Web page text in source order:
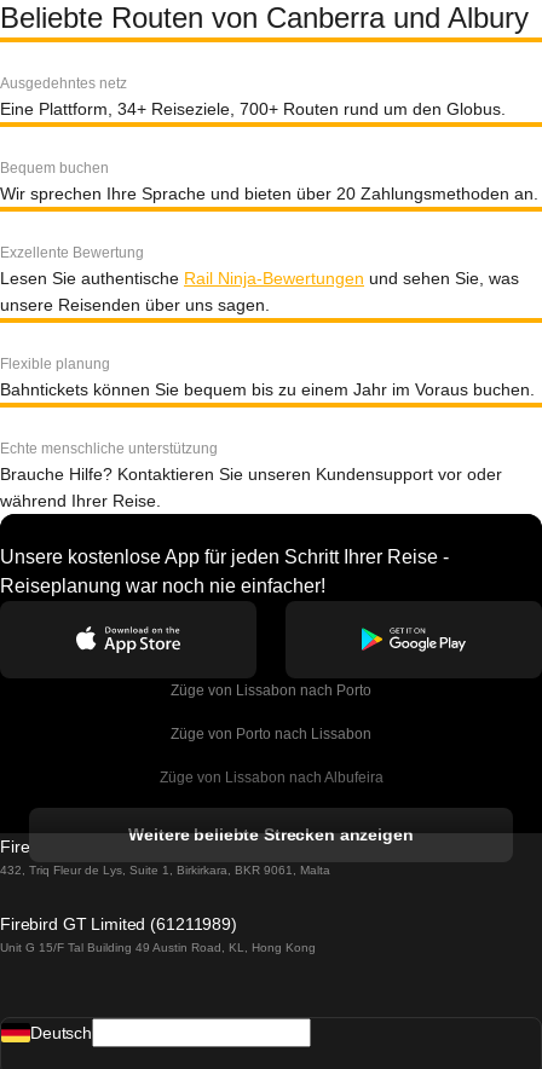
Beliebte Routen von Canberra und Albury
Ausgedehntes netz
Eine Plattform, 34+ Reiseziele, 700+ Routen rund um den Globus.
Bequem buchen
Wir sprechen Ihre Sprache und bieten über 20 Zahlungsmethoden an.
Exzellente Bewertung
Lesen Sie authentische Rail Ninja-Bewertungen und sehen Sie, was
unsere Reisenden über uns sagen.
Flexible planung
Bahntickets können Sie bequem bis zu einem Jahr im Voraus buchen.
Echte menschliche unterstützung
Brauche Hilfe? Kontaktieren Sie unseren Kundensupport vor oder
während Ihrer Reise.
Unsere kostenlose App für jeden Schritt Ihrer Reise -
Reiseplanung war noch nie einfacher!
Züge von Lissabon nach Porto
Züge von Porto nach Lissabon
Züge von Lissabon nach Albufeira
Züge von Lissabon nach Lagos
Züge von Lissabon nach Madrid
Weitere beliebte Strecken anzeigen
Firebird GT Limited (OC 1451)
432, Triq Fleur de Lys, Suite 1, Birkirkara, BKR 9061, Malta
Firebird GT Limited (61211989)
Unit G 15/F Tal Building 49 Austin Road, KL, Hong Kong
Deutsch